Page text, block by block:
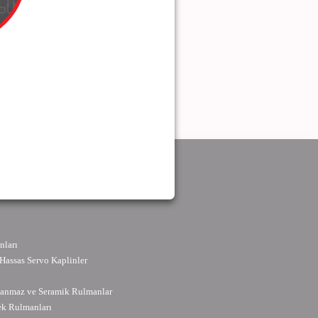
Servo Kaplinler
ve Seramik Rulmanlar
Rulmanları